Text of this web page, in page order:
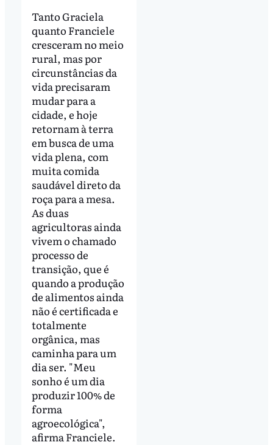
Tanto Graciela
quanto Franciele
cresceram no meio
rural, mas por
circunstâncias da
vida precisaram
mudar para a
cidade, e hoje
retornam à terra
em busca de uma
vida plena, com
muita comida
saudável direto da
roça para a mesa.
As duas
agricultoras ainda
vivem o chamado
processo de
transição, que é
quando a produção
de alimentos ainda
não é certificada e
totalmente
orgânica, mas
caminha para um
dia ser. "Meu
sonho é um dia
produzir 100% de
forma
agroecológica",
afirma Franciele.